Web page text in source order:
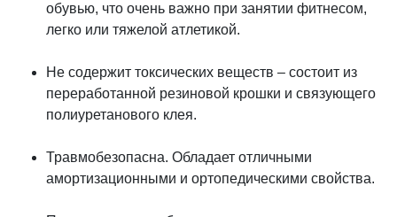
обувью, что очень важно при занятии фитнесом,
легко или тяжелой атлетикой.
Не содержит токсических веществ – состоит из
переработанной резиновой крошки и связующего
полиуретанового клея.
Травмобезопасна. Обладает отличными
амортизационными и ортопедическими свойства.